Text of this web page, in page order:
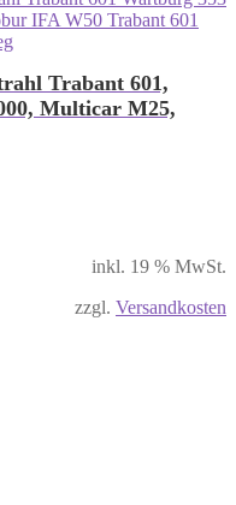
Trabant 601,
Multicar M25,
inkl. 19 % MwSt.
zzgl. Versandkosten